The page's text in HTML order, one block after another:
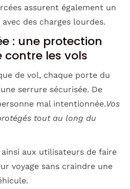
assurent également un
des charges lourdes.
: une protection
les vols
de vol, chaque porte du
serrure sécurisée. De
mal intentionnée.Vos
tout au long du
aux utilisateurs de faire
voyage sans craindre une